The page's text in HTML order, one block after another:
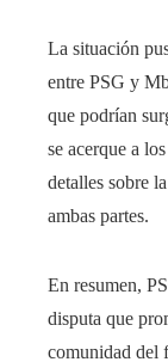
La situación
entre PSG y
que podrían
se acerque a
detalles sobre
ambas partes.
En resumen,
disputa que
comunidad del